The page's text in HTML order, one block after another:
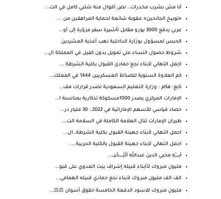
أنا مش بشرب مخدرات.. نص أقوال منة شلبي كامل في الت...
«توبيخ الجانحين» عـقوبة شائعة لحماية المراهقين من ...
عربي يدفع 3000 يورو مقابل تأشيرة سفر مزوّرة إلى أو...
الحبس لمسؤول بوزارة الداخلية نهب أغذية المشردين
شروط حصول النساء علي تمويل بدون كفيل في المملكة ال...
اجمل التهاني لأبناء نجع حمادى القبول بكلية الشرطة ...
كم العلاوة السنوية للضباط العسكريين 1444 في المملك...
تابع: هاام : وزارة التعليم السعودية تصدر قرارات مف...
الإمارات المركزي يصدر 1000مسكوكة تذكارية بمناسبة ا...
حصاد قياسي للأسهم الإماراتية في 2022.. 30 مليار در...
طيران الإمارات تنال العلامة الكاملة في السلامة الت...
اجمل التهاني لأبناء جهينة القبول بكلية الشرطة..ال...
اجمل التهاني لأبناء جهينة القبول بالكلية الحربية....
أيـــــــّهِ محيي الدين عبدالله آلَبّـــــــحًيـــ...
مليون مبروك لأأبناء قبيله إشراف بيت العدوي على قبو...
الف الف مليون مبروك لأبناء نجع حمادي قبيله الهمامي...
مليون مبروك للاسود الدفعة الخامسة حقوق أسوان ⚖️⚖️...